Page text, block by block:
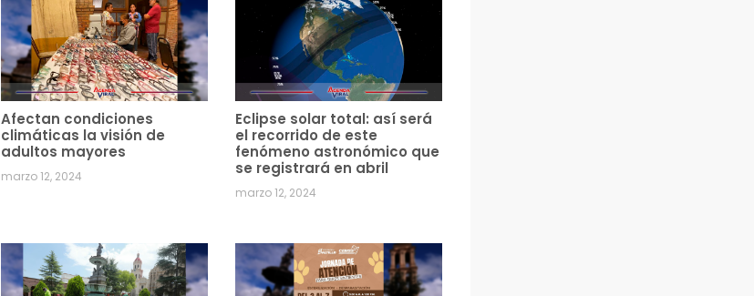
Afectan condiciones
climáticas la visión de
adultos mayores
marzo 12, 2024
Eclipse solar total: así será
el recorrido de este
fenómeno astronómico que
se registrará en abril
marzo 12, 2024